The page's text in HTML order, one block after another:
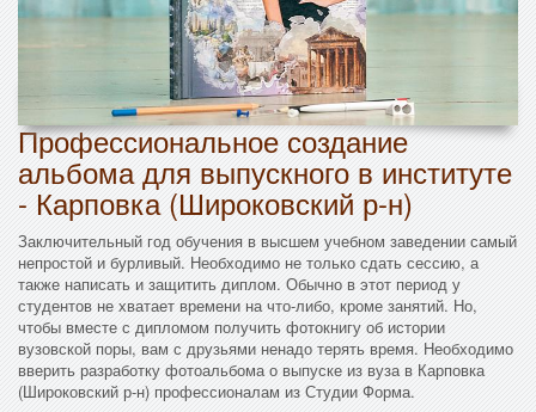
Профессиональное создание
альбома для выпускного в институте
- Карповка (Широковский р-н)
Заключительный год обучения в высшем учебном заведении самый
непростой и бурливый. Необходимо не только сдать сессию, а
также написать и защитить диплом. Обычно в этот период у
студентов не хватает времени на что-либо, кроме занятий. Но,
чтобы вместе с дипломом получить фотокнигу об истории
вузовской поры, вам с друзьями ненадо терять время. Необходимо
вверить разработку фотоальбома о выпуске из вуза в Карповка
(Широковский р-н) профессионалам из Студии Форма.